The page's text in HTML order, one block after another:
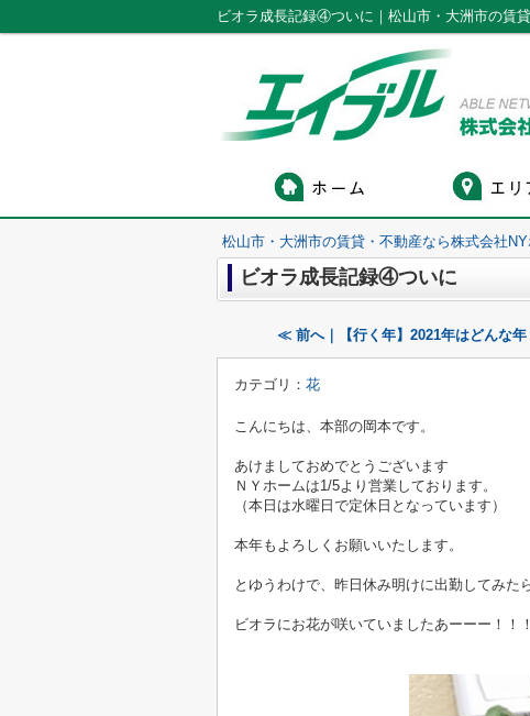
ビオラ成長記録④ついに｜松山市・大洲市の賃
松山市・大洲市の賃貸・不動産なら株式会社
ビオラ成長記録④ついに
≪ 前へ｜【行く年】2021年はどんな年
カテゴリ： 花
こんにちは、本部の岡本です。
あけましておめでとうございます
ＮＹホームは1/5より営業しております。
（本日は水曜日で定休日となっています）
本年もよろしくお願いいたします。
とゆうわけで、昨日休み明けに出勤してみたら
ビオラにお花が咲いていましたあーーー！！！